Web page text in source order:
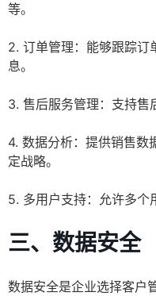
等。
2. 订单管理：能够跟踪订
息。
3. 售后服务管理：支持售
4. 数据分析：提供销售数
定战略。
5. 多用户支持：允许多个
三、数据安全
数据安全是企业选择客户